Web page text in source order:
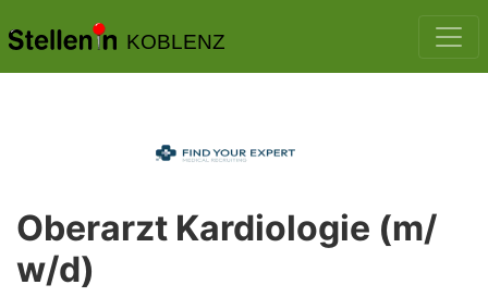
KOBLENZ
Oberarzt Kardiologie (m/
w/d)